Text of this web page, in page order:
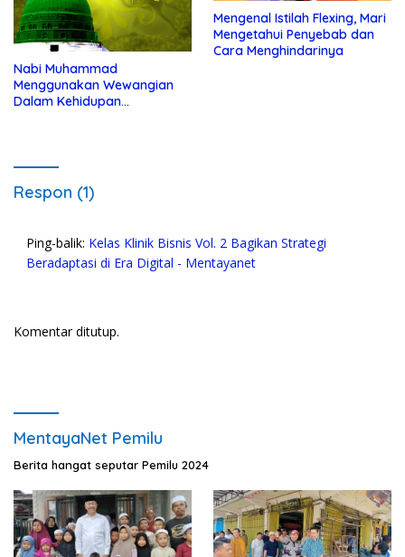
Nabi Muhammad
Menggunakan Wewangian
Dalam Kehidupan
Mengenal Istilah Flexing, Mari
Mengetahui Penyebab dan
Cara Menghindarinya
Respon (1)
Ping-balik: Kelas Klinik Bisnis Vol. 2 Bagikan Strategi
Beradaptasi di Era Digital - Mentayanet
Komentar ditutup.
MentayaNet Pemilu
Berita hangat seputar Pemilu 2024